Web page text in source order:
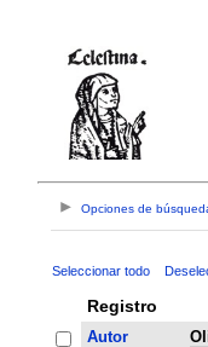
Opciones de
Seleccionar todo
Registro
Autor